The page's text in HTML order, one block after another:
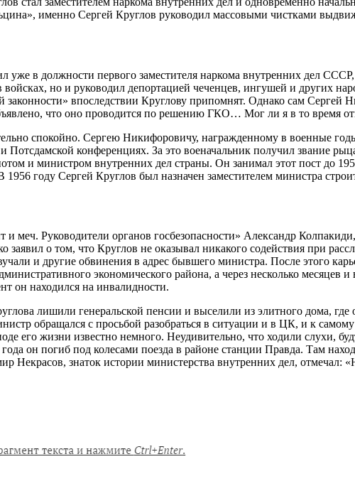
именно Сергей Круглов руководил массовыми чистками
в должности первого заместителя наркома внутренних дел
но и руководил депортацией чеченцев, ингушей и других
впоследствии Круглову припомнят. Однако сам Сергей
что оно проводится по решению ГКО… Мог ли я в то время
спокойно. Сергею Никифоровичу, награжденному в военные
Потсдамской конференциях. За это военачальник получил звание
и министром внутренних дел страны. Он занимал этот пост до
году Сергей Круглов был назначен заместителем министра
меч. Руководители органов госбезопасности» Александр
о том, что Круглов не оказывал никакого содействия при
и другие обвинения в адрес бывшего министра. После этого
экономического района, а через несколько месяцев
он находился на инвалидности.
лишили генеральской пенсии и выселили из элитного дома,
обращался с просьбой разобраться в ситуации и в ЦК, и к
его жизни известно немного. Неудивительно, что ходили слухи,
он погиб под колесами поезда в районе станции Правда. Там
Некрасов, знаток истории министерства внутренних дел,